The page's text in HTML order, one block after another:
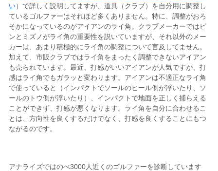
い）で詳しく説明してますが、道具（クラブ）を自分用に調整し
ているゴルファーはそれほど多くありません。特に、調整がおろ
そかになっているのがアイアンのライ角。クラブメーカーではピ
ンとミズノがライ角の重要性を説いていますが、それ以外のメー
カーは、あまり積極的にライ角の調整について言及してません。
加えて、市販クラブではライ角をまったく調整できないアイアン
も売られています。最近、打感がいいアイアンが人気ですが、打
感はライ角でもガラッと変わります。アイアンは不適正なライ角
で使っていると（インパクトでソールのヒール側が浮いたり、ソ
ールのトウ側が浮いたり）、インパクトで地面を正しく捕らえる
ことができず、打感が悪くなります。ライ角を自分に合わせるこ
とは、方向性を良くするだけでなく、打感を良くすることにもつ
ながるのです。
アナライズではのべ3000人近くのゴルファーを診断しています